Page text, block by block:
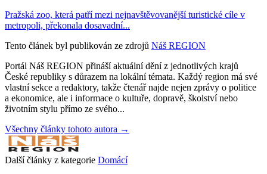
Pražská zoo, která patří mezi nejnavštěvovanější turistické cíle v
metropoli, překonala dosavadní...
Tento článek byl publikován ze zdrojů Náš REGION
Portál Náš REGION přináší aktuální dění z jednotlivých krajů
České republiky s důrazem na lokální témata. Každý region má své
vlastní sekce a redaktory, takže čtenář najde nejen zprávy o politice
a ekonomice, ale i informace o kultuře, dopravě, školství nebo
životním stylu přímo ze svého...
Všechny články tohoto autora →
Další články z kategorie Domácí